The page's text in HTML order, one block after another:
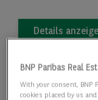
Details
BNP Paribas Real
With your consent, BNP
cookies placed by us